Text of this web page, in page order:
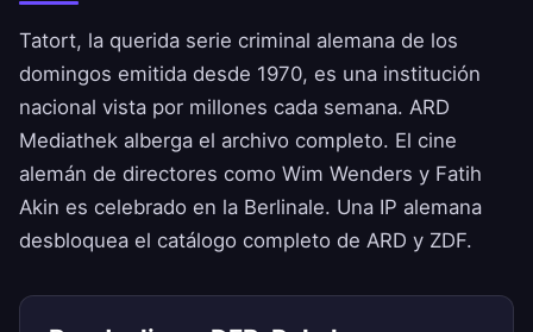
Tatort, la querida serie criminal alemana de los
domingos emitida desde 1970, es una institución
nacional vista por millones cada semana. ARD
Mediathek alberga el archivo completo. El cine
alemán de directores como Wim Wenders y Fatih
Akin es celebrado en la Berlinale. Una IP alemana
desbloquea el catálogo completo de ARD y ZDF.